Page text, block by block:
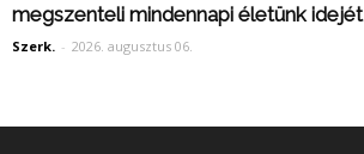
megszenteli mindennapi életünk idejét
Szerk. - 2026. augusztus 06.